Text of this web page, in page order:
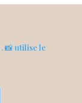
. 📸 utilise le